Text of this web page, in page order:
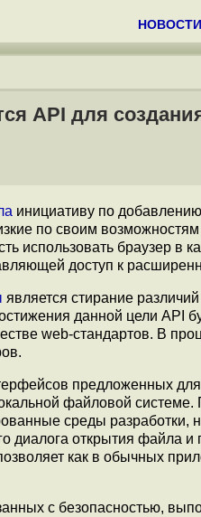
НОВОСТИ
API для
инициативу по
по своим
использовать браузер в
доступ к
является стирание
данной цели API
web-стандартов. В
предложенных для
файловой
среды
открытия файла и
как в обычных
с безопасностью,